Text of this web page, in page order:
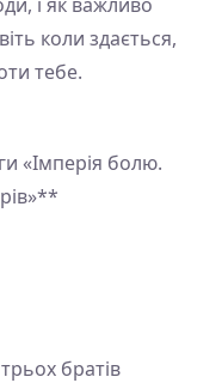
коли здається,
тебе.
«Імперія болю.
братів